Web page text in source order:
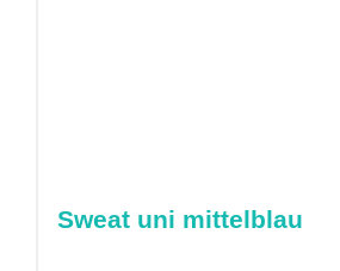
Sweat uni mittelblau